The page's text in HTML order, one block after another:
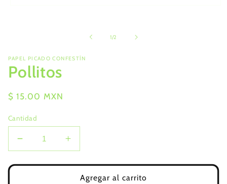
modal
1/de
2
PAPEL PICADO CONFESTÍN
Pollitos
Precio
$ 15.00 MXN
Cantidad
Reducir
cantidad
para
Aumentar
cantidad
para
Pollitos
Agregar al carrito